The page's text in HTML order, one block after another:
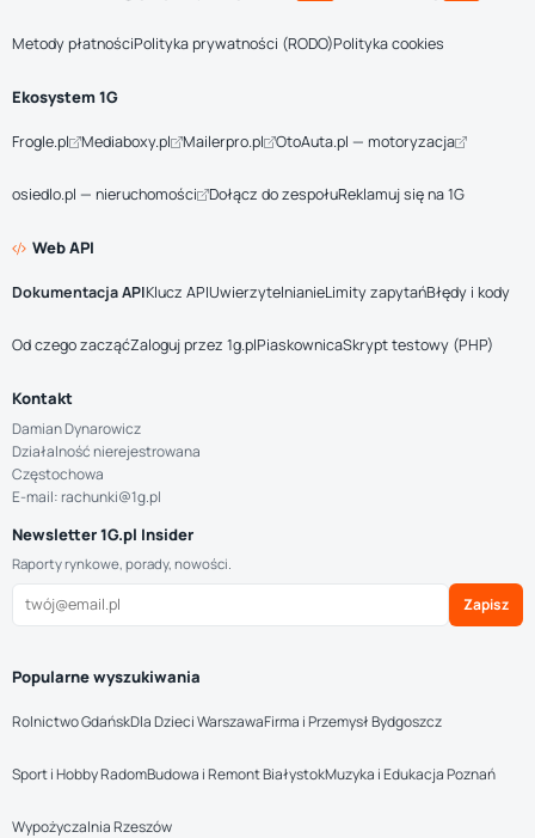
Metody płatnościPolityka prywatności (RODO)Polityka cookies
Ekosystem 1G
Frogle.pl Mediaboxy.pl Mailerpro.pl OtoAuta.pl — motoryzacja
osiedlo.pl — nieruchomości Dołącz do zespołuReklamuj się na 1G
Web API
Dokumentacja APIKlucz APIUwierzytelnianieLimity zapytańBłędy i kody
Od czego zacząćZaloguj przez 1g.plPiaskownicaSkrypt testowy (PHP)
Kontakt
Damian Dynarowicz
Działalność nierejestrowana
Częstochowa
E-mail: rachunki@1g.pl
Newsletter 1G.pl Insider
Raporty rynkowe, porady, nowości.
Zapisz
Popularne wyszukiwania
Rolnictwo GdańskDla Dzieci WarszawaFirma i Przemysł Bydgoszcz
Sport i Hobby RadomBudowa i Remont BiałystokMuzyka i Edukacja Poznań
Wypożyczalnia Rzeszów